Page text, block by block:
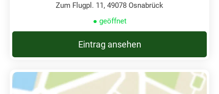
Zum Flugpl. 11, 49078 Osnabrück
● geöffnet
Eintrag ansehen